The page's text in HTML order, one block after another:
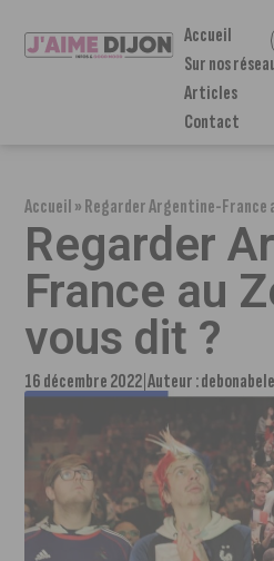
Accueil
Sur nos
Articles
Contact
Accueil»Regarder Argentine-France
Regarder
France au
vous dit ?
16 décembre 2022 Auteur :debonabele